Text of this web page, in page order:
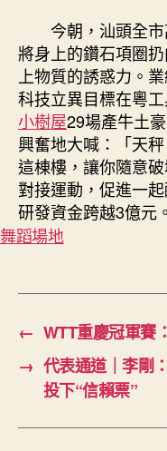
今朝，汕頭全
將身上的鑽石項圈
上物質的誘惑力。
科技立異目標在粵
小樹屋29場產牛土
興奮地大喊：「天
這棟樓，讓你隨意
對接運動，促進一
研發資金跨越3億元。
舞蹈場地
← WTT重慶冠軍賽
→ 代表通道｜李剛
投下“信賴票”